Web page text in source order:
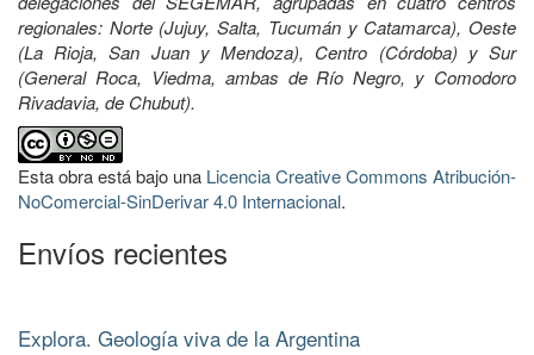
regionales: Norte (Jujuy, Salta, Tucumán y Catamarca), Oeste
(La Rioja, San Juan y Mendoza), Centro (Córdoba) y Sur
(General Roca, Viedma, ambas de Río Negro, y Comodoro
Rivadavia, de Chubut).
Esta obra está bajo una Licencia Creative Commons Atribución-
NoComercial-SinDerivar 4.0 Internacional.
Envíos recientes
Explora. Geología viva de la Argentina